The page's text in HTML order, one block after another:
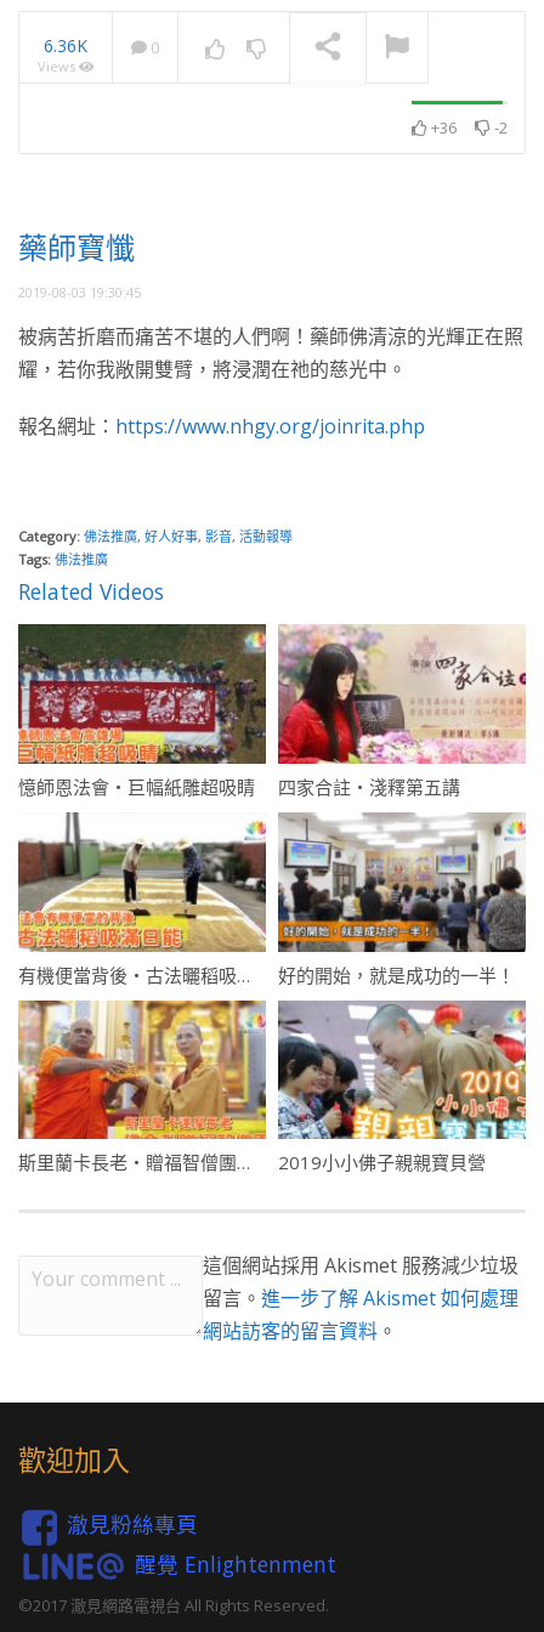
月光共學展 累積學習佛法
資糧 獻花藝 勤供養
6.36K
Views
0
+36 -2
藥師寶懺
2019-08-03 19:30:45
被病苦折磨而痛苦不堪的人們啊！藥師佛清涼的光輝正在照
耀，若你我敞開雙臂，將浸潤在祂的慈光中。
報名網址： https://www.nhgy.org/joinrita.php
Category: 佛法推廣, 好人好事, 影音, 活動報導
Tags: 佛法推廣
Related Videos
憶師恩法會・巨幅紙雕超吸睛 四家合註・淺釋第五講
有機便當背後・古法曬稻吸滿日能 好的開始，就是成功的一半！
斯里蘭卡長老・贈福智僧團佛舍利 2019小小佛子親親寶貝營
這個網站採用 Akismet 服務減少垃圾
留言。 進一步了解 Akismet 如何處理
網站訪客的留言資料 。
歡迎加入
澈見粉絲專頁
醒覺 Enlightenment
©2017 澈見網路電視台 All Rights Reserved.